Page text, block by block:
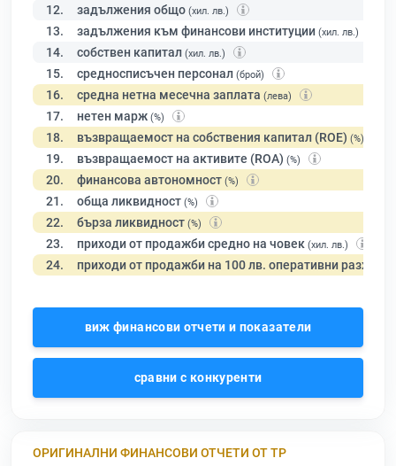
12. задължения общо (хил. лв.)
13. задължения към финансови институции (хил. лв.)
14. собствен капитал (хил. лв.)
15. средносписъчен персонал (брой)
16. средна нетна месечна заплата (лева)
17. нетен марж (%)
18. възвращаемост на собствения капитал (ROE) (%)
19. възвращаемост на активите (ROA) (%)
20. финансова автономност (%)
21. обща ликвидност (%)
22. бърза ликвидност (%)
23. приходи от продажби средно на човек (хил. лв.)
24. приходи от продажби на 100 лв. оперативни разходи
виж финансови отчети и показатели
сравни с конкуренти
ОРИГИНАЛНИ ФИНАНСОВИ ОТЧЕТИ ОТ ТР